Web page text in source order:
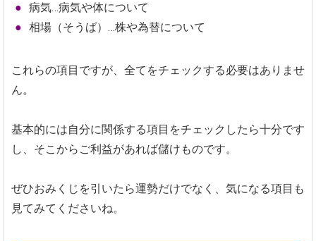
病気…病気や体について
相場（そうば）…株や為替について
これらの項目ですが、全てをチェックする必要はありませ
ん。
基本的には自分に関係する項目をチェックしたら十分です
し、そこからご利益があれば儲けものです。
ぜひおみくじを引いたら運勢だけでなく、気になる項目も
見てみてくださいね。